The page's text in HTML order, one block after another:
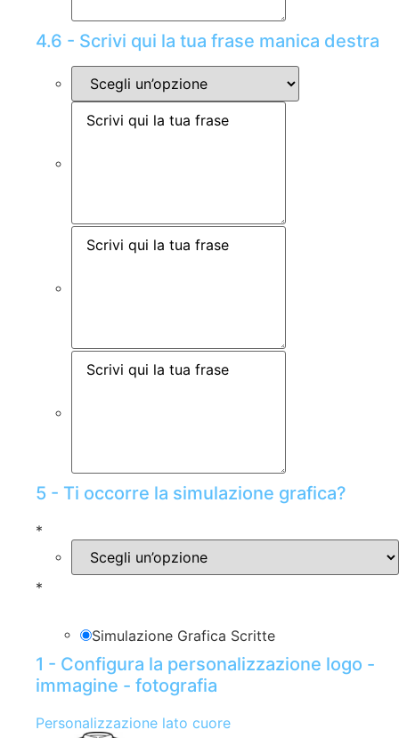
4.6 - Scrivi qui la tua frase manica destra
5 - Ti occorre la simulazione grafica?
*
*
Simulazione Grafica Scritte
1 - Configura la personalizzazione logo -
immagine - fotografia
Personalizzazione lato cuore